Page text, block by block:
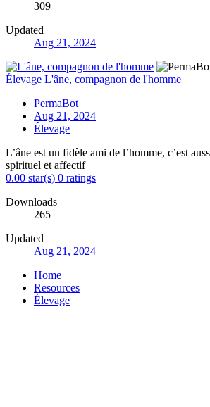
309
Updated
Aug 21, 2024
Élevage L'âne, compagnon de l'homme
PermaBot
Aug 21, 2024
Élevage
L’âne est un fidèle ami de l’homme, c’est
spirituel et affectif
0.00 star(s) 0 ratings
Downloads
265
Updated
Aug 21, 2024
Home
Resources
Élevage